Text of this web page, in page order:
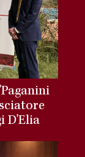
D'Elia